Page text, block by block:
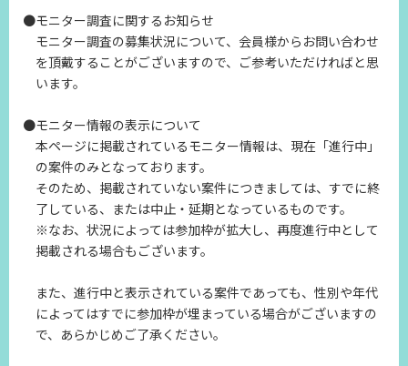
●モニター調査に関するお知らせ
モニター調査の募集状況について、会員様からお問い合わせ
を頂戴することがございますので、ご参考いただければと思
います。
●モニター情報の表示について
本ページに掲載されているモニター情報は、現在「進行中」
の案件のみとなっております。
そのため、掲載されていない案件につきましては、すでに終
了している、または中止・延期となっているものです。
※なお、状況によっては参加枠が拡大し、再度進行中として
掲載される場合もございます。
また、進行中と表示されている案件であっても、性別や年代
によってはすでに参加枠が埋まっている場合がございますの
で、あらかじめご了承ください。